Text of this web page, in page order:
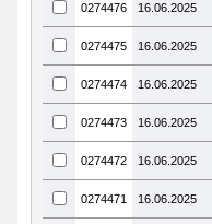
0274476 16.06.2025
0274475 16.06.2025
0274474 16.06.2025
0274473 16.06.2025
0274472 16.06.2025
0274471 16.06.2025